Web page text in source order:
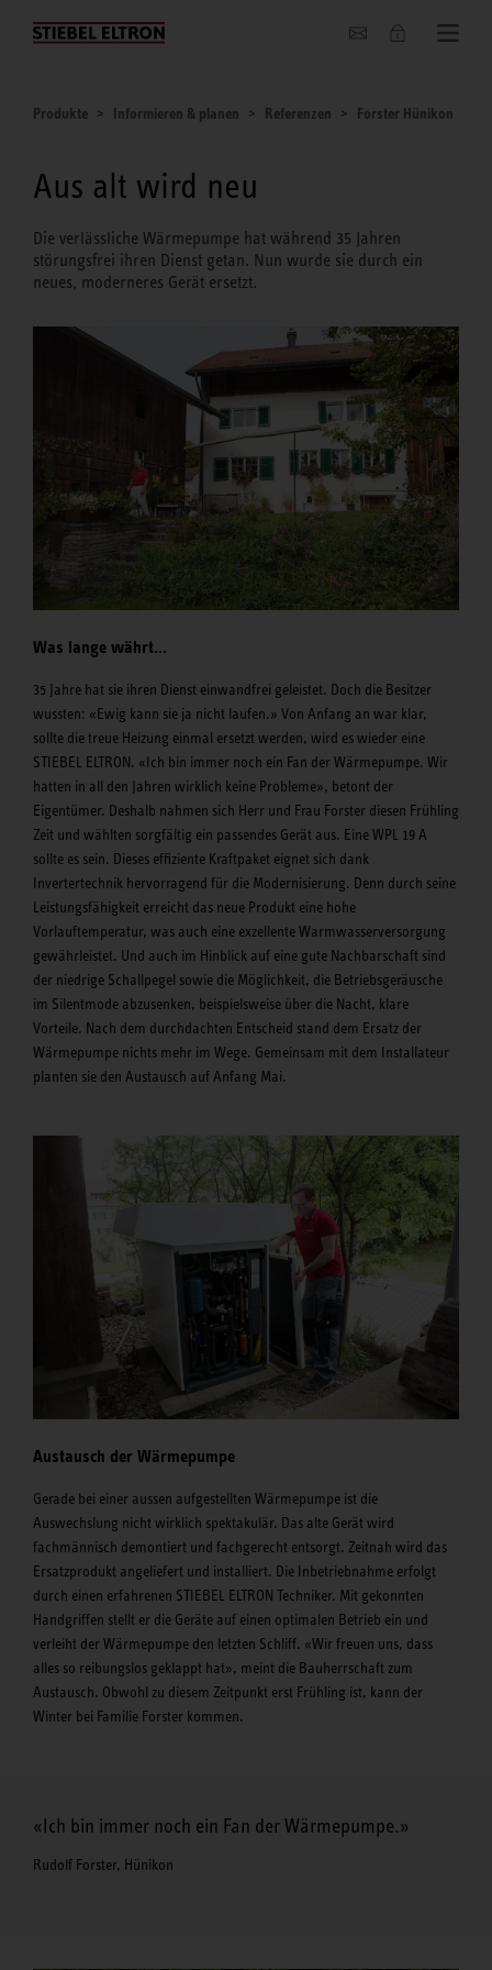
Unternehmen
Produkte Informieren & planen Referenzen Forster Hünikon
Aus alt wird neu
Die verlässliche Wärmepumpe hat während 35 Jahren
störungsfrei ihren Dienst getan. Nun wurde sie durch ein
neues, moderneres Gerät ersetzt.
Was lange währt…
35 Jahre hat sie ihren Dienst einwandfrei geleistet. Doch die Besitzer
wussten: «Ewig kann sie ja nicht laufen.» Von Anfang an war klar,
sollte die treue Heizung einmal ersetzt werden, wird es wieder eine
STIEBEL ELTRON. «Ich bin immer noch ein Fan der Wärmepumpe. Wir
hatten in all den Jahren wirklich keine Probleme», betont der
Eigentümer. Deshalb nahmen sich Herr und Frau Forster diesen Frühling
Zeit und wählten sorgfältig ein passendes Gerät aus. Eine WPL 19 A
sollte es sein. Dieses effiziente Kraftpaket eignet sich dank
Invertertechnik hervorragend für die Modernisierung. Denn durch seine
Leistungsfähigkeit erreicht das neue Produkt eine hohe
Vorlauftemperatur, was auch eine exzellente Warmwasserversorgung
gewährleistet. Und auch im Hinblick auf eine gute Nachbarschaft sind
der niedrige Schallpegel sowie die Möglichkeit, die Betriebsgeräusche
im Silentmode abzusenken, beispielsweise über die Nacht, klare
Vorteile. Nach dem durchdachten Entscheid stand dem Ersatz der
Wärmepumpe nichts mehr im Wege. Gemeinsam mit dem Installateur
planten sie den Austausch auf Anfang Mai.
Austausch der Wärmepumpe
Gerade bei einer aussen aufgestellten Wärmepumpe ist die
Auswechslung nicht wirklich spektakulär. Das alte Gerät wird
fachmännisch demontiert und fachgerecht entsorgt. Zeitnah wird das
Ersatzprodukt angeliefert und installiert. Die Inbetrieb­nahme erfolgt
durch einen erfahrenen STIEBEL ELTRON Techniker. Mit gekonnten
Handgriffen stellt er die Geräte auf einen optimalen Betrieb ein und
verleiht der Wärmepumpe den letzten Schliff. «Wir freuen uns, dass
alles so reibungslos ge­klappt hat», meint die Bauherrschaft zum
Austausch. Obwohl zu diesem Zeitpunkt erst Frühling ist, kann der
Winter bei Familie Forster kommen.
«Ich bin immer noch ein Fan der Wärmepumpe.»
Rudolf Forster, Hünikon